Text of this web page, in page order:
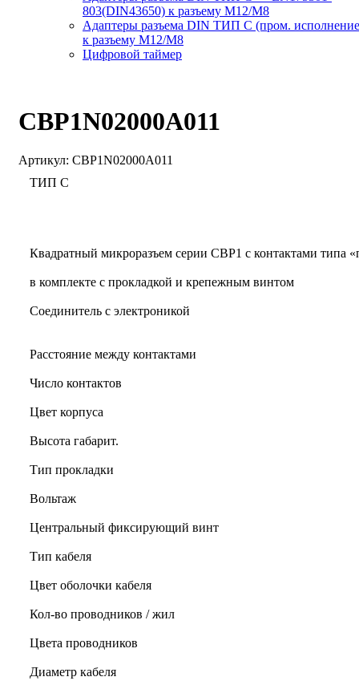
803(DIN43650) к разъему M12/M8
Адаптеры разъема DIN ТИП C (пром.
к разъему M12/M8
Цифровой таймер
CBP1N02000A011
Артикул: CBP1N02000A011
ТИП C
Квадратный микроразъем серии CBP1 с контактами типа
в комплекте с прокладкой и крепежным винтом
Соединитель с электроникой
Расстояние между контактами
Число контактов
Цвет корпуса
Высота габарит.
Тип прокладки
Вольтаж
Центральный фиксирующий винт
Тип кабеля
Цвет оболочки кабеля
Кол-во проводников / жил
Цвета проводников
Диаметр кабеля